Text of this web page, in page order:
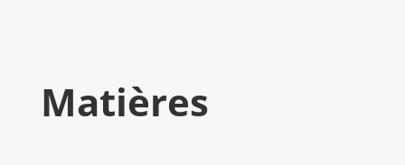
Matières